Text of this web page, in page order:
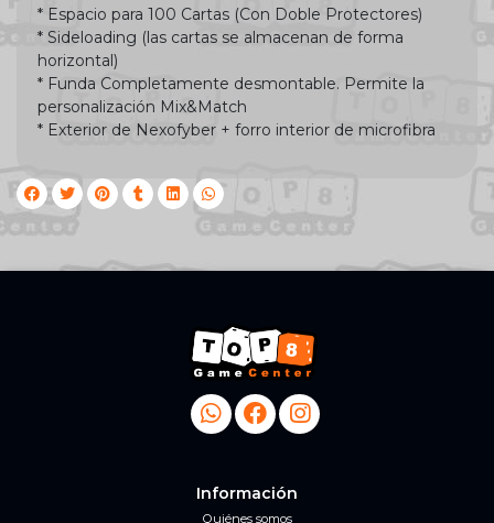
* Espacio para 100 Cartas (Con Doble Protectores)
* Sideloading (las cartas se almacenan de forma
horizontal)
* Funda Completamente desmontable. Permite la
personalización Mix&Match
* Exterior de Nexofyber + forro interior de microfibra
Información
Quiénes somos